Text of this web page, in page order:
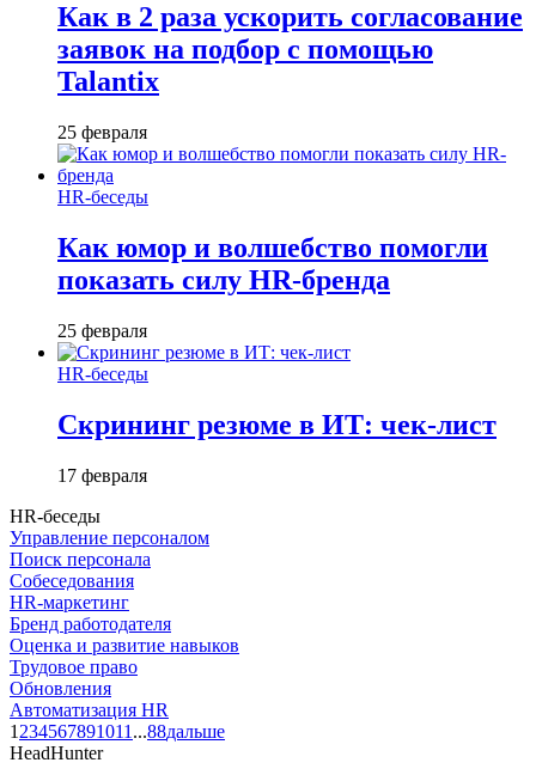
Как в 2 раза ускорить согласование
заявок на подбор с помощью
Talantix
25 февраля
HR-беседы
Как юмор и волшебство помогли
показать силу HR-бренда
25 февраля
HR-беседы
Скрининг резюме в ИТ: чек-лист
17 февраля
HR-беседы
Управление персоналом
Поиск персонала
Собеседования
HR-маркетинг
Бренд работодателя
Оценка и развитие навыков
Трудовое право
Обновления
Автоматизация HR
1 234567891011 ...88дальше
HeadHunter